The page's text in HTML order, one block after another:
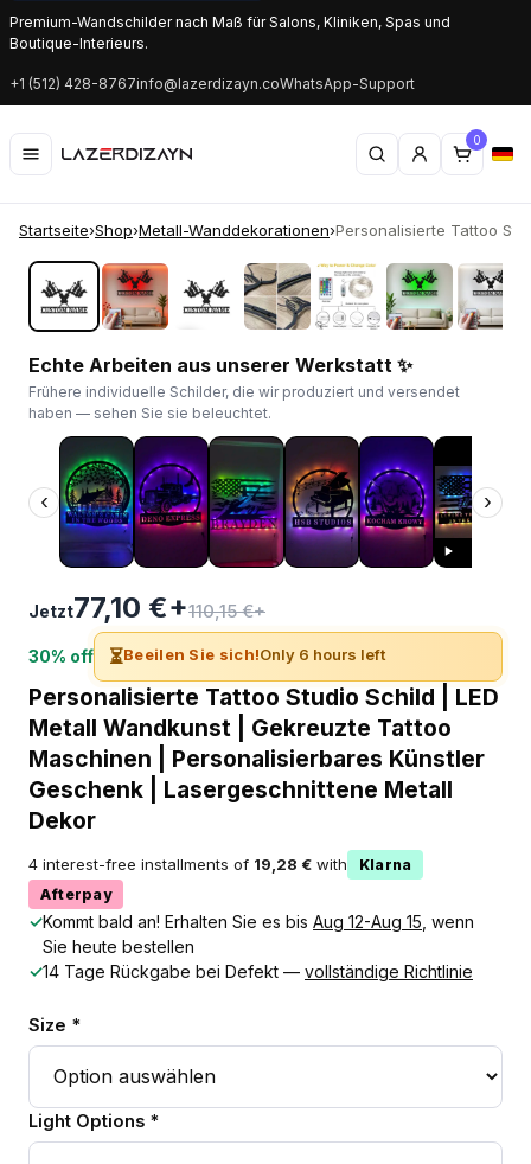
Premium-Wandschilder nach Maß für Salons, Kliniken, Spas und
Boutique-Interieurs.
+1 (512) 428-8767info@lazerdizayn.coWhatsApp-Support
0
Startseite›Shop›Metall-Wanddekorationen›Personalisierte Tattoo
‹ ›
Echte Arbeiten aus unserer Werkstatt ✨
Frühere individuelle Schilder, die wir produziert und versendet
haben — sehen Sie sie beleuchtet.
‹ ›
Jetzt77,10 €+110,15 €+
30% off ⏳Beeilen Sie sich!Only 6 hours left
Personalisierte Tattoo Studio Schild | LED
Metall Wandkunst | Gekreuzte Tattoo
Maschinen | Personalisierbares Künstler
Geschenk | Lasergeschnittene Metall
Dekor
4 interest-free installments of 19,28 € with
Klarna
Afterpay
✓Kommt bald an! Erhalten Sie es bis Aug 12-Aug 15 , wenn
Sie heute bestellen
✓14 Tage Rückgabe bei Defekt — vollständige Richtlinie
Size *
Light Options *